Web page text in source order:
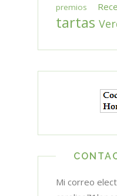
premios
tartas
Mi correo